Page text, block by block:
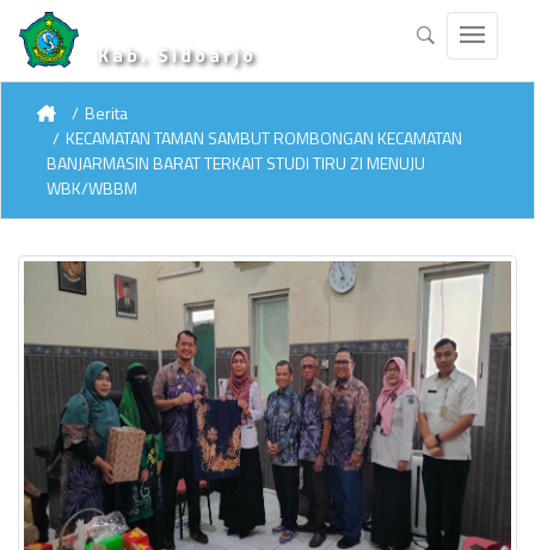
Kab. Sidoarjo
Berita
KECAMATAN TAMAN SAMBUT ROMBONGAN KECAMATAN
BANJARMASIN BARAT TERKAIT STUDI TIRU ZI MENUJU
WBK/WBBM